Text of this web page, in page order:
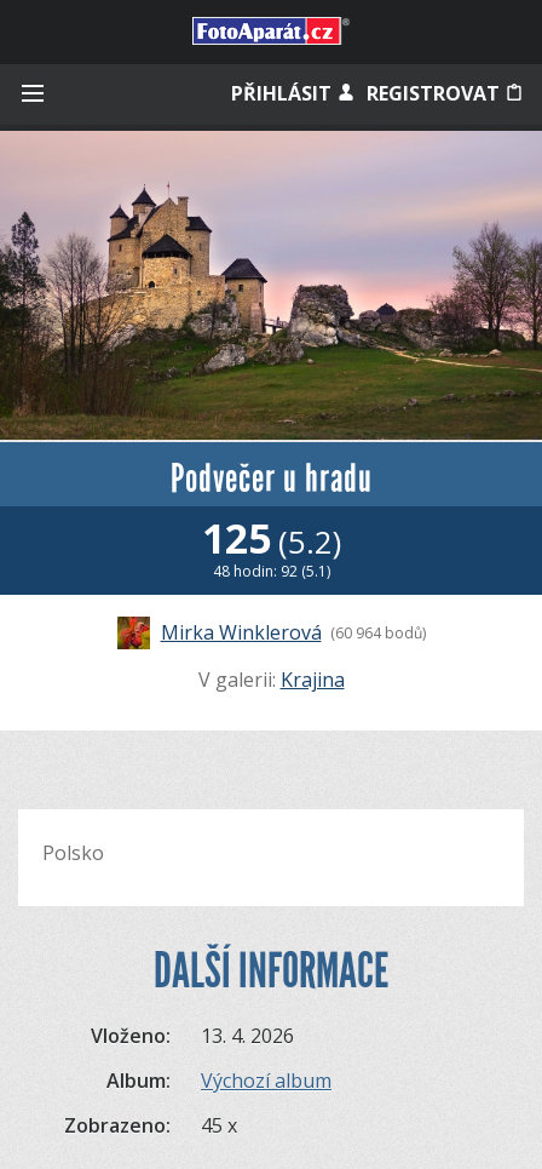
PŘIHLÁSIT REGISTROVAT
Zapomněli jste heslo?
Měli jste účet na starém webu?
Podvečer u hradu
125 (5.2)
48 hodin: 92 (5.1)
Mirka Winklerová (60 964 bodů)
V galerii: Krajina
Polsko
DALŠÍ INFORMACE
Vloženo:
13. 4. 2026
Album:
Výchozí album
Zobrazeno:
45 x